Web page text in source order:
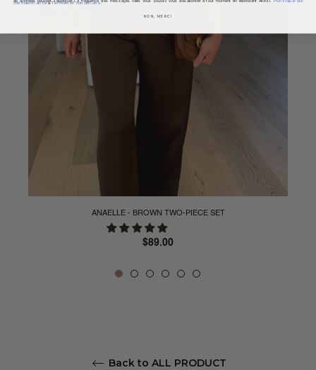
ANAELLE - BROWN TWO-PIECE SET
Regular
$89.00
Back to ALL PRODUCT
confidentialité&Termes et conditions
NON, MERCI